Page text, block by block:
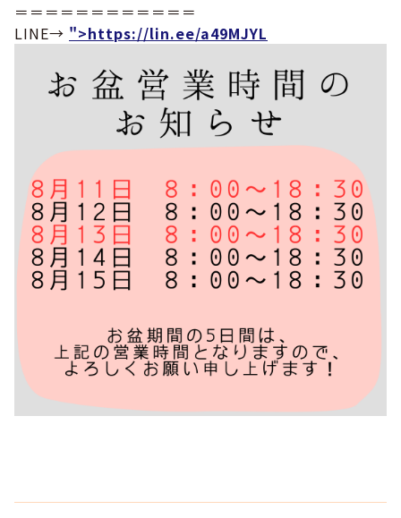
＝＝＝＝＝＝＝＝＝＝＝＝
LINE→ ">https://lin.ee/a49MJYL